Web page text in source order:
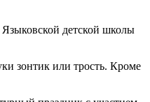
детской школы
зонтик или трость. Кроме